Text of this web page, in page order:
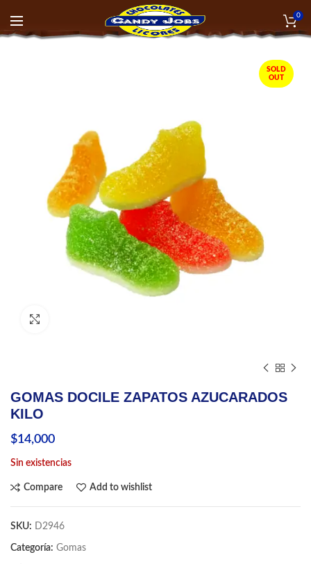
0
SOLD
OUT
GOMAS DOCILE ZAPATOS AZUCARADOS
KILO
$14,000
Sin existencias
Compare Add to wishlist
SKU: D2946
Categoría: Gomas